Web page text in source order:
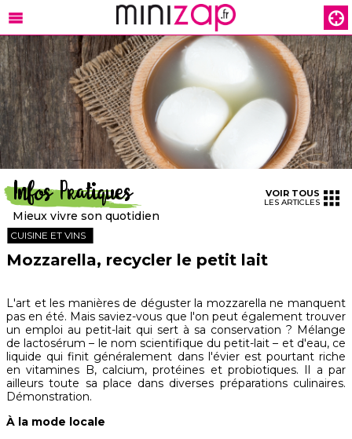
Infos Pratiques
Mieux vivre son quotidien
VOIR TOUS
LES ARTICLES
CUISINE ET VINS
Mozzarella, recycler le petit lait
L'art et les manières de déguster la mozzarella ne manquent
pas en été. Mais saviez-vous que l'on peut également trouver
un emploi au petit-lait qui sert à sa conservation ? Mélange
de lactosérum – le nom scientifique du petit-lait – et d'eau, ce
liquide qui finit généralement dans l'évier est pourtant riche
en vitamines B, calcium, protéines et probiotiques. Il a par
ailleurs toute sa place dans diverses préparations culinaires.
Démonstration.
À la mode locale